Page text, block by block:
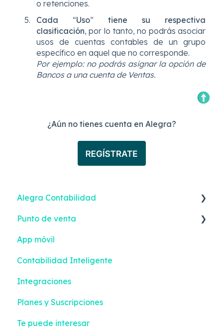
o retenciones.
Cada “Uso” tiene su respectiva
clasificación, por lo tanto, no podrás asociar
usos de cuentas contables de un grupo
específico en aquel que no corresponde.
Por ejemplo: no podrás asignar la opción de
Bancos a una cuenta de Ventas.
¿Aún no tienes cuenta en Alegra?
Alegra Contabilidad
Facturación Electrónica
Ingresos
Gastos
Contactos
Inventario
Bancos
Punto de venta
Facturación Electrónica
App móvil
Contabilidad Inteligente
Integraciones
Planes y Suscripciones
Te puede interesar